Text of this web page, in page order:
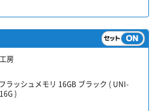
房
ラッシュメモリ 16GB ブラック ( UNI-
)